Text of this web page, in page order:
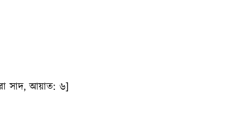
সাদ, আয়াত: ৬]